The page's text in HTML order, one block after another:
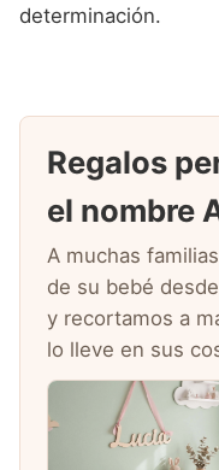
determinación.
Regalos
el nombre
A muchas
de su bebé
y recortamos a
lo lleve en sus